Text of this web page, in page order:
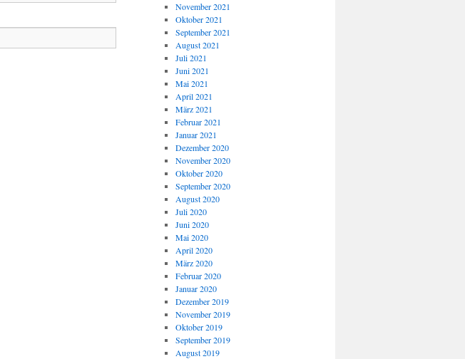
November 2021
Oktober 2021
September 2021
August 2021
Juli 2021
Juni 2021
Mai 2021
April 2021
März 2021
Februar 2021
Januar 2021
Dezember 2020
November 2020
Oktober 2020
September 2020
August 2020
Juli 2020
Juni 2020
Mai 2020
April 2020
März 2020
Februar 2020
Januar 2020
Dezember 2019
November 2019
Oktober 2019
September 2019
August 2019